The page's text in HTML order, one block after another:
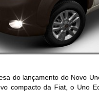
do lançamento do Novo
compacto da Fiat, o Uno